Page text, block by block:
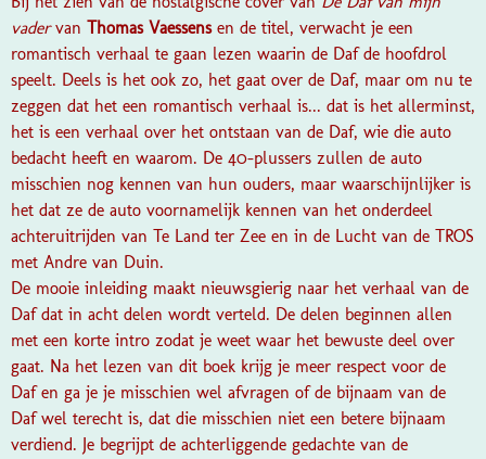
vadervan Thomas Vaessensen de titel, verwacht je een
romantisch verhaal te gaan lezen waarin de Daf de hoofdrol
speelt. Deels is het ook zo, het gaat over de Daf, maar om nu te
zeggen dat het een romantisch verhaal is... dat is het allerminst,
het is een verhaal over het ontstaan van de Daf, wie die auto
bedacht heeft en waarom. De 40-plussers zullen de auto
misschien nog kennen van hun ouders, maar waarschijnlijker is
het dat ze de auto voornamelijk kennen van het onderdeel
achteruitrijden van Te Land ter Zee en in de Lucht van de TROS
met Andre van Duin.
De mooie inleiding maakt nieuwsgierig naar het verhaal van de
Daf dat in acht delen wordt verteld. De delen beginnen allen
met een korte intro zodat je weet waar het bewuste deel over
gaat. Na het lezen van dit boek krijg je meer respect voor de
Daf en ga je je misschien wel afvragen of de bijnaam van de
Daf wel terecht is, dat die misschien niet een betere bijnaam
verdiend. Je begrijpt de achterliggende gedachte van de